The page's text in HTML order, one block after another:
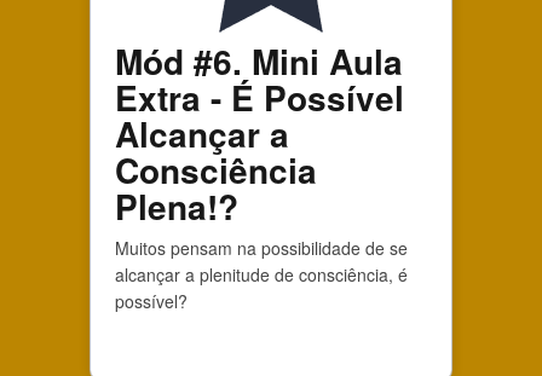
Mód #6. Mini Aula
Extra - É Possível
Alcançar a
Consciência
Plena!?
Muitos pensam na possibilidade de se
alcançar a plenitude de consciência, é
possível?